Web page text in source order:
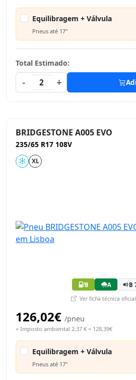
Equilibragem + Válvula
Pneus até 17"
Total Estimado:
-
2 +
BRIDGESTONE A005 EVO
235/65 R17 108V
XL
B A B
Ver ficha técnica oficial
126,02€ /pneu
+ Imposto ambiental 2,37 € = 128,39€
Equilibragem + Válvula
Pneus até 17"